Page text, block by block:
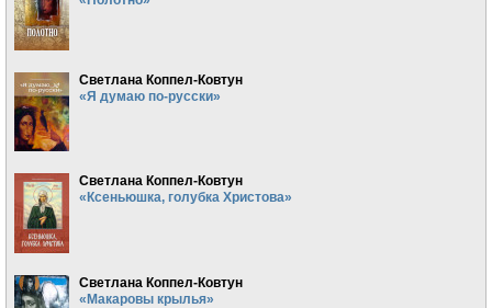
Светлана Коппел-Ковтун
«Я думаю по-русски»
Светлана Коппел-Ковтун
«Ксеньюшка, голубка Христова»
Светлана Коппел-Ковтун
«Макаровы крылья»